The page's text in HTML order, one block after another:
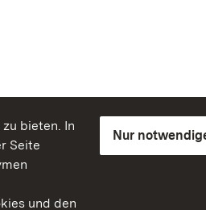
bieten. In
Seite
und den
Nur